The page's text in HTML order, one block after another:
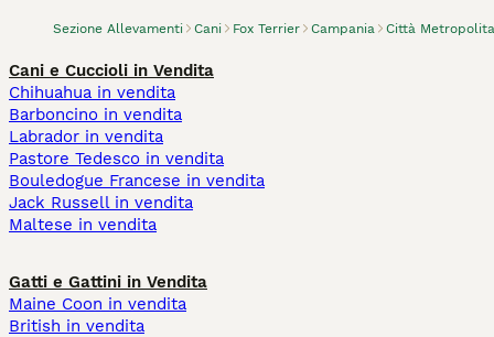
Sezione Allevamenti Cani Fox Terrier Campania Città
Cani e Cuccioli in Vendita
Chihuahua in vendita
Barboncino in vendita
Labrador in vendita
Pastore Tedesco in vendita
Bouledogue Francese in vendita
Jack Russell in vendita
Maltese in vendita
Gatti e Gattini in Vendita
Maine Coon in vendita
British in vendita